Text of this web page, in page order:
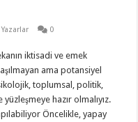
Yazarlar 0
iktisadi ve emek
ama potansiyel
toplumsal, politik,
hazır olmalıyız.
Öncelikle, yapay